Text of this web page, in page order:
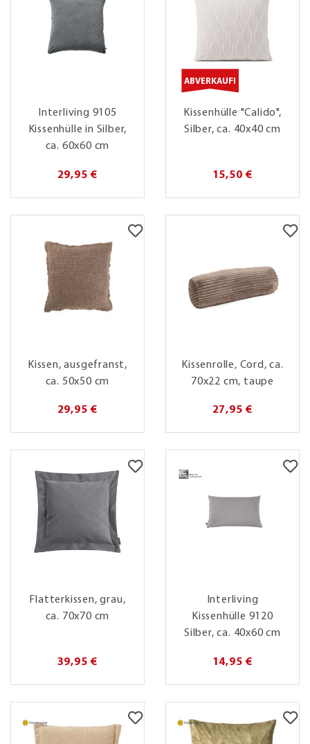
Interliving 9105
Kissenhülle in Silber,
ca. 60x60 cm
29,95 €
ABVERKAUF!
Kissenhülle "Calido",
Silber, ca. 40x40 cm
15,50 €
Kissen, ausgefranst,
ca. 50x50 cm
29,95 €
Kissenrolle, Cord, ca.
70x22 cm, taupe
27,95 €
Flatterkissen, grau,
ca. 70x70 cm
39,95 €
Interliving
Kissenhülle 9120
Silber, ca. 40x60 cm
14,95 €